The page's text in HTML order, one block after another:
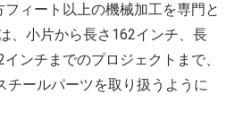
フィート以上の機械加工を専門と
、小片から長さ162インチ、長
ンチまでのプロジェクトまで、
チールパーツを取り扱うように